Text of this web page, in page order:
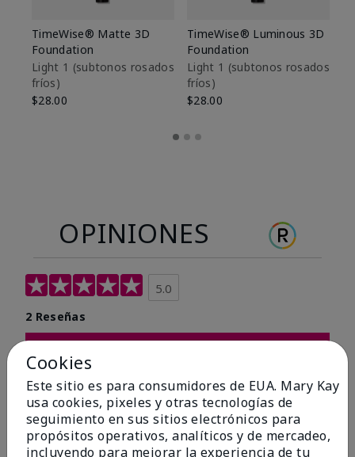
TimeWise® Matte 3D
Foundation
Light 1​ (subtonos rosados
fríos)
$28.00
TimeWise® Luminous 3D
Foundation
Light 1​ (subtonos rosados
fríos)
$28.00
OPINIONES
5.0
2 Reseñas
100%
de los encuestados recomendaría a un amigo.
Cookies
Este sitio es para consumidores de EUA. Mary Kay
usa cookies, pixeles y otras tecnologías de
seguimiento en sus sitios electrónicos para
propósitos operativos, analíticos y de mercadeo,
incluyendo para mejorar la experiencia de tu